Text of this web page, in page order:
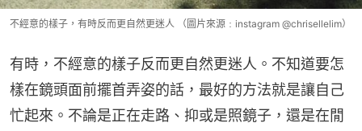
不經意的樣子，有時反而更自然更迷人 （圖片來源﹕instagram @chrisellelim）
有時，不經意的樣子反而更自然更迷人。不知道要怎
樣在鏡頭面前擺首弄姿的話，最好的方法就是讓自己
忙起來。不論是正在走路、抑或是照鏡子，還是在閒